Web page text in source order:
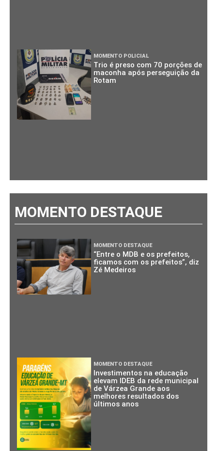
MOMENTO POLICIAL
Trio é preso com 70 porções de
maconha após perseguição da
Rotam
MOMENTO DESTAQUE
MOMENTO DESTAQUE
“Entre o MDB e os prefeitos,
ficamos com os prefeitos”, diz
Zé Medeiros
MOMENTO DESTAQUE
Investimentos na educação
elevam IDEB da rede municipal
de Várzea Grande aos
melhores resultados dos
últimos anos